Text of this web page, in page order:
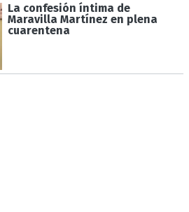
La confesión íntima de
Maravilla Martínez en plena
cuarentena